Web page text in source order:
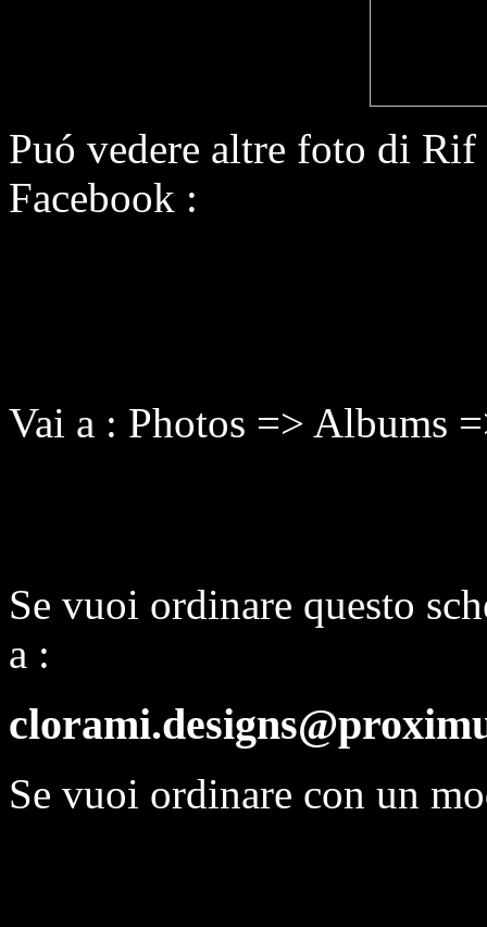
Puó vedere altre foto di
Facebook :
Vai a : Photos => Albums
Se vuoi ordinare questo
a :
Se vuoi ordinare con un